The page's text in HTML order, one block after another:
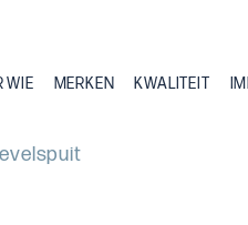
WIE MERKEN KWALITEIT